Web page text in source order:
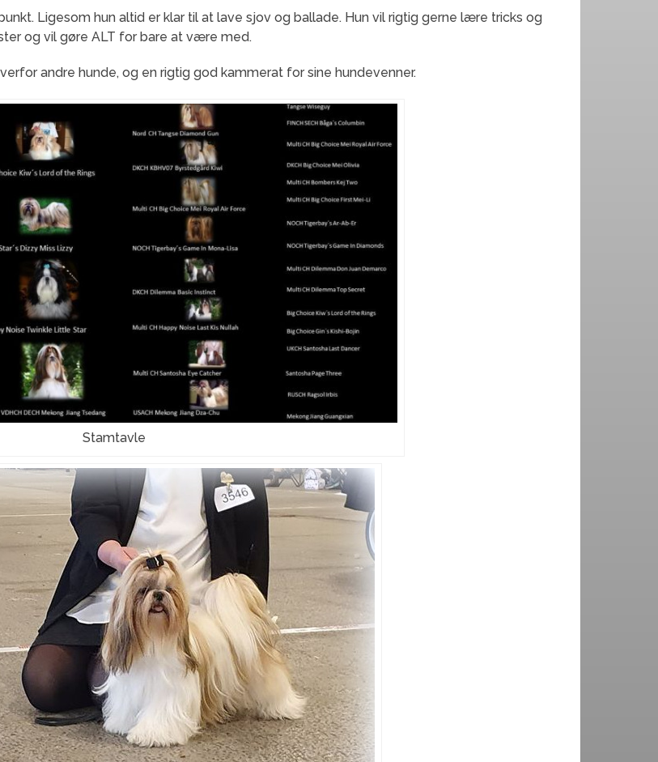
Ligesom hun altid er klar til at lave sjov og ballade. Hun vil rigtig gerne lære tricks og
og vil gøre ALT for bare at være med.
andre hunde, og en rigtig god kammerat for sine hundevenner.
Stamtavle